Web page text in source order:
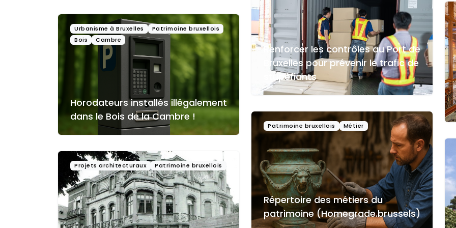
Renforcer les contrôles au Port de
Bruxelles pour prévenir le trafic de
stupéfiants
Urbanisme à Bruxelles
Patrimoine bruxellois
Bois
Cambre
Horodateurs installés illégalement
dans le Bois de la Cambre !
Patrimoine bruxellois Métier
Répertoire des métiers du
patrimoine (Homegrade.brussels)
Projets architecturaux Patrimoine bruxellois